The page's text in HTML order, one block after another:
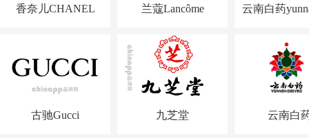
香奈儿CHANEL 兰蔻Lancôme 云南白药
古驰Gucci 九芝堂 云南白